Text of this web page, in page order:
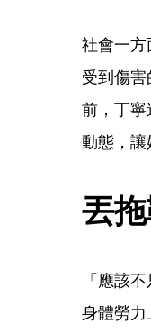
社會一
受到傷
前，丁
動態，讓
丟
「應該
身體勞